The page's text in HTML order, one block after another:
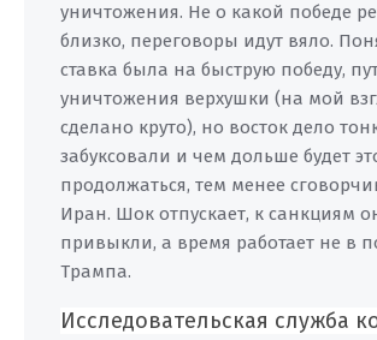
уничтожения. Не о какой победе
близко, переговоры идут вяло.
ставка была на быструю победу,
уничтожения верхушки (на мой
сделано круто), но восток дело
забуксовали и чем дольше будет
продолжаться, тем менее
Иран. Шок отпускает, к санкциям
привыкли, а время работает не в
Трампа.
Исследовательская служба